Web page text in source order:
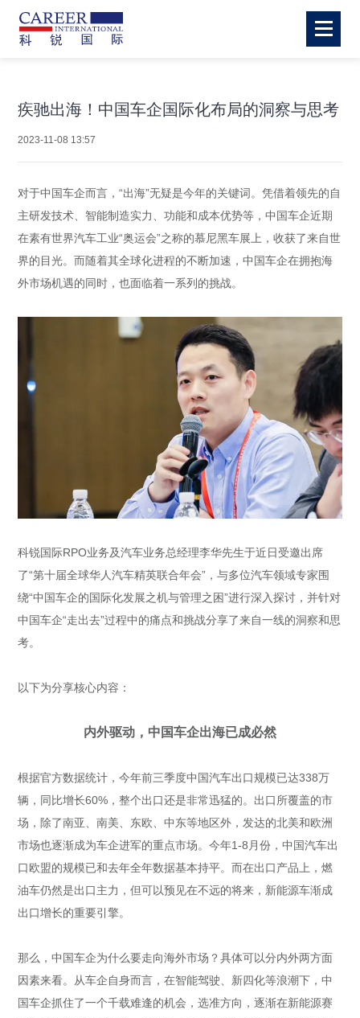
疾驰出海！中国车企国际化布局的洞察与思考
2023-11-08 13:57
对于中国车企而言，“出海”无疑是今年的关键词。凭借着领先的自
主研发技术、智能制造实力、功能和成本优势等，中国车企近期
在素有世界汽车工业“奥运会”之称的慕尼黑车展上，收获了来自世
界的目光。而随着其全球化进程的不断加速，中国车企在拥抱海
外市场机遇的同时，也面临着一系列的挑战。
科锐国际RPO业务及汽车业务总经理李华先生于近日受邀出席
了“第十届全球华人汽车精英联合年会”，与多位汽车领域专家围
绕“中国车企的国际化发展之机与管理之困”进行深入探讨，并针对
中国车企“走出去”过程中的痛点和挑战分享了来自一线的洞察和思
考。
以下为分享核心内容：
内外驱动，中国车企出海已成必然
根据官方数据统计，今年前三季度中国汽车出口规模已达338万
辆，同比增长60%，整个出口还是非常迅猛的。出口所覆盖的市
场，除了南亚、南美、东欧、中东等地区外，发达的北美和欧洲
市场也逐渐成为车企进军的重点市场。今年1-8月份，中国汽车出
口欧盟的规模已和去年全年数据基本持平。而在出口产品上，燃
油车仍然是出口主力，但可以预见在不远的将来，新能源车渐成
出口增长的重要引擎。
那么，中国车企为什么要走向海外市场？具体可以分内外两方面
因素来看。从车企自身而言，在智能驾驶、新四化等浪潮下，中
国车企抓住了一个千载难逢的机会，选准方向，逐渐在新能源赛